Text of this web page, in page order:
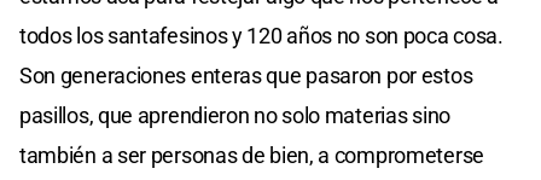
todos los santafesinos y 120 años no son poca cosa.
Son generaciones enteras que pasaron por estos
pasillos, que aprendieron no solo materias sino
también a ser personas de bien, a comprometerse